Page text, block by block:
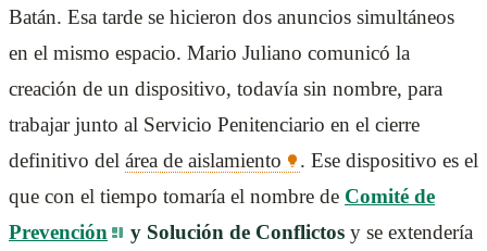
Batán. Esa tarde se hicieron dos anuncios simultáneos
en el mismo espacio. Mario Juliano comunicó la
creación de un dispositivo, todavía sin nombre, para
trabajar junto al Servicio Penitenciario en el cierre
definitivo del área de aislamiento
. Ese dispositivo es el
que con el tiempo tomaría el nombre de Comité de
Prevención
y Solución de Conflictosy se extendería